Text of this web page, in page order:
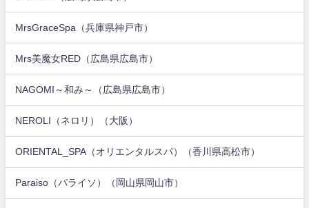
MrsGraceSpa（兵庫県神戸市）
Mrs美魔女RED（広島県広島市）
NAGOMI～和み～（広島県広島市）
NEROLI（ネロリ）（大阪）
ORIENTAL_SPA（オリエンタルスパ）（香川県高松市）
Paraiso（パライソ）（岡山県岡山市）